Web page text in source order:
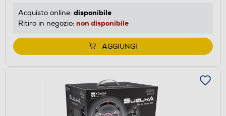
Acquisto online: disponibile
Ritiro in negozio: non disponibile
AGGIUNGI